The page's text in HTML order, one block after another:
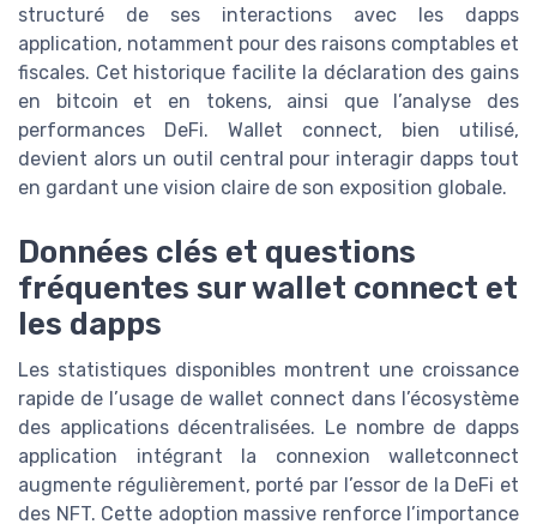
structuré de ses interactions avec les dapps
application, notamment pour des raisons comptables et
fiscales. Cet historique facilite la déclaration des gains
en bitcoin et en tokens, ainsi que l’analyse des
performances DeFi. Wallet connect, bien utilisé,
devient alors un outil central pour interagir dapps tout
en gardant une vision claire de son exposition globale.
Données clés et questions
fréquentes sur wallet connect et
les dapps
Les statistiques disponibles montrent une croissance
rapide de l’usage de wallet connect dans l’écosystème
des applications décentralisées. Le nombre de dapps
application intégrant la connexion walletconnect
augmente régulièrement, porté par l’essor de la DeFi et
des NFT. Cette adoption massive renforce l’importance